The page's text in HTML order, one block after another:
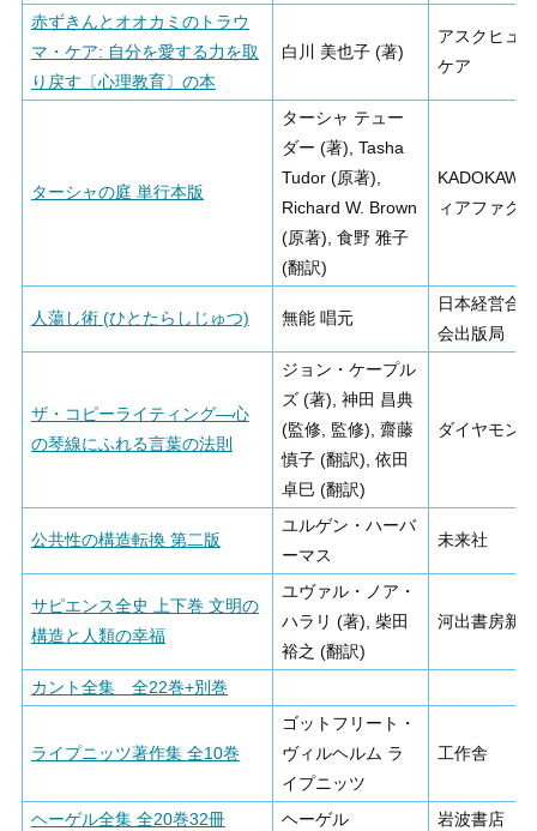
赤ずきんとオオカミのトラウ
マ・ケア: 自分を愛する力を取
り戻す〔心理教育〕の本
白川 美也子 (著)
アスクヒュ
ケア
ターシャの庭 単行本版
ターシャ テュー
ダー (著), Tasha
Tudor (原著),
Richard W. Brown
(原著), 食野 雅子
(翻訳)
ィアファク
人蕩し術 (ひとたらしじゅつ) 無能 唱元
日本経営合
会出版局
ザ・コピーライティング―心
の琴線にふれる言葉の法則
ジョン・ケープル
ズ (著), 神田 昌典
(監修, 監修), 齋藤
慎子 (翻訳), 依田
卓巳 (翻訳)
ダイヤモン
公共性の構造転換 第二版
ユルゲン・ハーバ
ーマス
未来社
サピエンス全史 上下巻 文明の
構造と人類の幸福
ユヴァル・ノア・
ハラリ (著), 柴田
裕之 (翻訳)
河出書房新社
カント全集 全22巻+別巻
ライプニッツ著作集 全10巻
ゴットフリート・
ヴィルヘルム ラ
イプニッツ
工作舎
ヘーゲル全集 全20巻32冊 ヘーゲル
岩波書店